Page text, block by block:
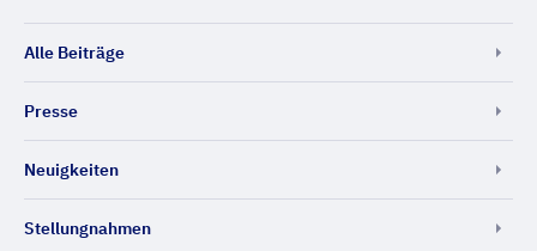
Alle Beiträge
Presse
Neuigkeiten
Stellungnahmen